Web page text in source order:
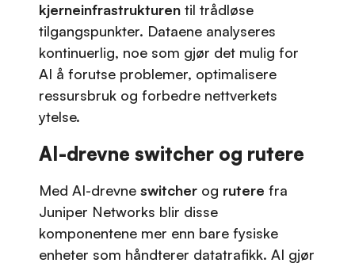
kjerneinfrastrukturen til trådløse
tilgangspunkter. Dataene analyseres
kontinuerlig, noe som gjør det mulig for
AI å forutse problemer, optimalisere
ressursbruk og forbedre nettverkets
ytelse.
AI-drevne switcher og rutere
Med AI-drevneswitcher og rutere fra
Juniper Networks blir disse
komponentene mer enn bare fysiske
enheter som håndterer datatrafikk. AI gjør